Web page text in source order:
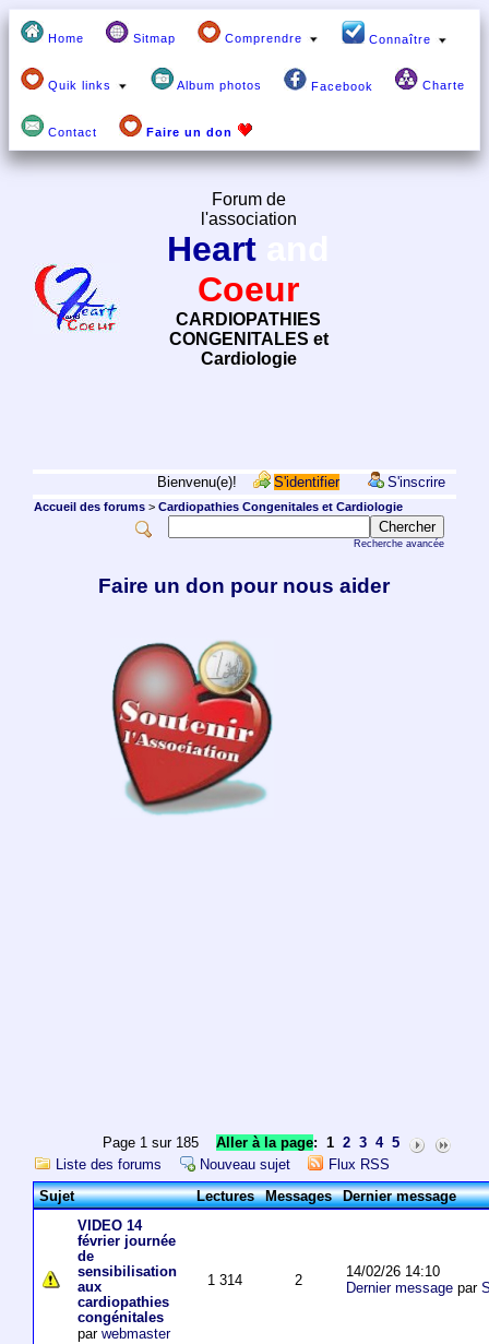
Home Sitmap Comprendre Connaître
Quik links Album photos Facebook Charte
Contact Faire un don
Forum de
l'association
Heart
Coeur
CARDIOPATHIES
CONGENITALES et
Cardiologie
Bienvenu(e)! S'identifier S'inscrire
Accueil des forums> Cardiopathies Congenitales et Cardiologie
Recherche avancée
Faire un don pour nous aider
Page 1 sur 185Aller à la page: 1 2 3 4 5
Liste des forums
Nouveau sujet
Flux RSS
Sujet
Lectures Messages Dernier message
VIDEO 14
février journée
de
sensibilisation
aux
cardiopathies
congénitales
par webmaster
1 314 2
14/02/26 14:10
Dernier messagepar